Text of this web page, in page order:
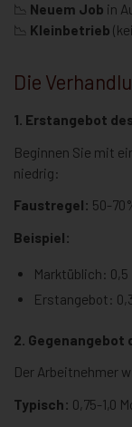
📉 Neuem Job in
📉 Kleinbetrieb
Die
1. Erstangebot
Beginnen Sie mit
niedrig:
Faustregel: 50-
Beispiel:
Marktüblich: 0,5
Erstangebot:
2. Gegenangebot
Der Arbeitnehmer
Typisch: 0,75-1,0